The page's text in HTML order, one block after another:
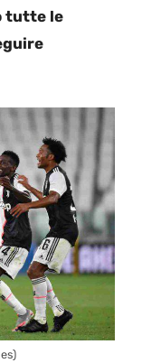
tutte le